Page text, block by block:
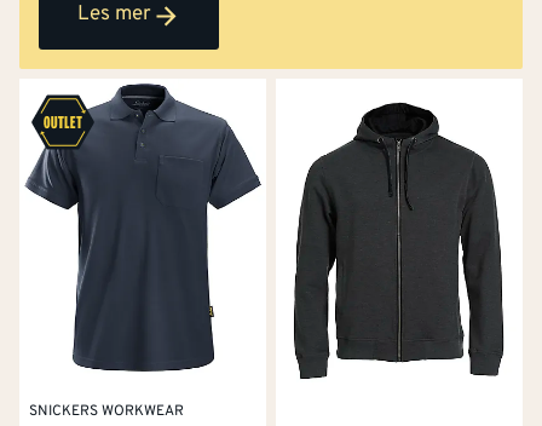
Les mer
SNICKERS WORKWEAR